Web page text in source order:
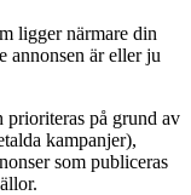
ligger närmare din
annonsen är eller ju
på grund av
kampanjer),
som publiceras